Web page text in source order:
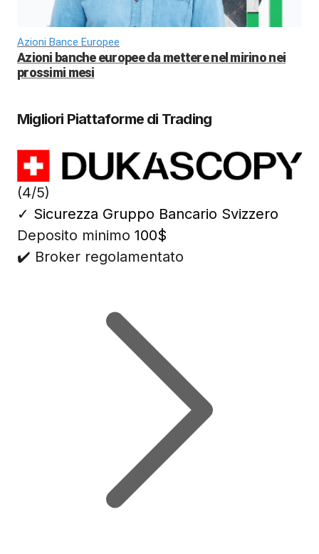
Azioni Bance Europee
Azioni banche europee da mettere nel mirino nei
prossimi mesi
Migliori Piattaforme di Trading
(4/5)
✓ Sicurezza Gruppo Bancario Svizzero
Deposito minimo 100$
✔️ Broker regolamentato